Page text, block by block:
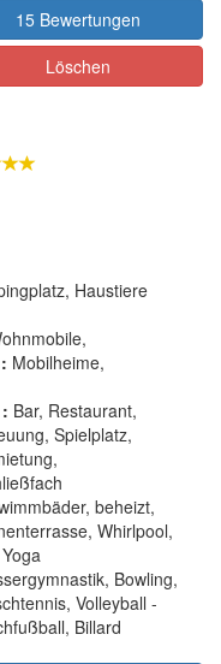
15 Bewertungen
Löschen
Haustiere
Mobilheime,
Bar, Restaurant,
Spielplatz,
beheizt,
Whirlpool,
Bowling,
Volleyball -
Billard